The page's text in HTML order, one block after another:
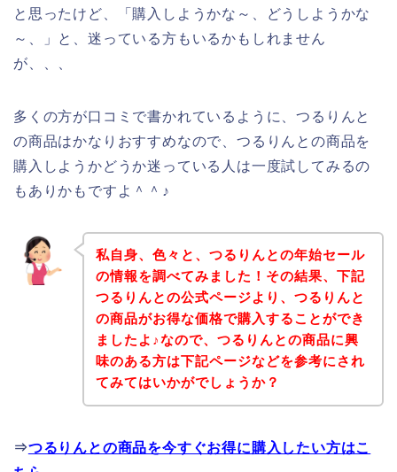
と思ったけど、「購入しようかな～、どうしようかな
～、」と、迷っている方もいるかもしれません
が、、、
多くの方が口コミで書かれているように、つるりんと
の商品はかなりおすすめなので、つるりんとの商品を
購入しようかどうか迷っている人は一度試してみるの
もありかもですよ＾＾♪
私自身、色々と、つるりんとの年始セール
の情報を調べてみました！その結果、下記
つるりんとの公式ページより、つるりんと
の商品がお得な価格で購入することができ
ましたよ♪なので、つるりんとの商品に興
味のある方は下記ページなどを参考にされ
てみてはいかがでしょうか？
⇒つるりんとの商品を今すぐお得に購入したい方はこ